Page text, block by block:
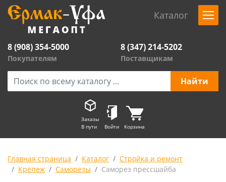
Каталог
8 (908) 354-5000
Покупателям
8 (347) 214-5202
Поставщикам
Заказы
В пути
Войти Корзина
Главная страница Каталог
Стройка и ремонт
Крепеж
Саморезы Саморез прессшайба